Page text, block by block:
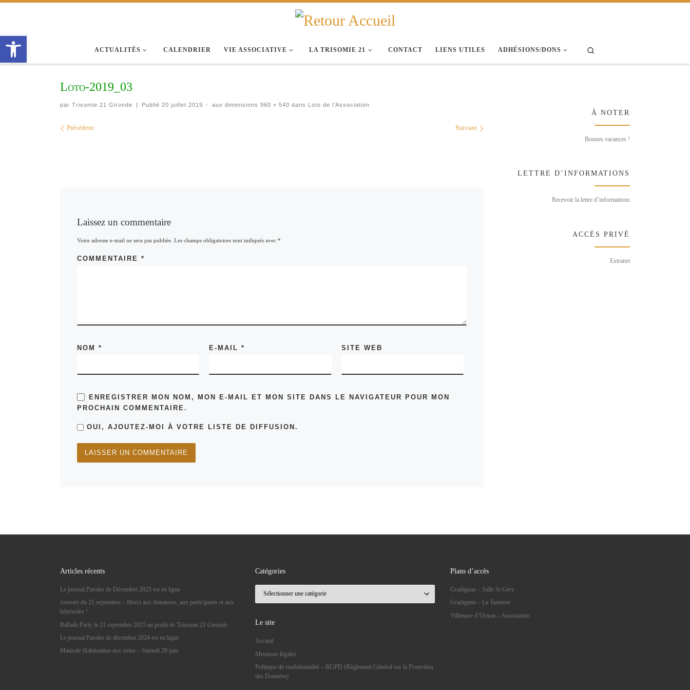
ACTUALITÉS CALENDRIER VIE ASSOCIATIVE LA TRISOMIE 21 CONTACT LIENS UTILES ADHÉSIONS/DONS
Loto-2019_03
par Trisomie 21 Gironde | Publié 20 juillet 2019 - aux dimensions 960 × 540 dans Loto de l’Association
Navigation des images
Précédent Suivant
Laissez un commentaire
Votre adresse e-mail ne sera pas publiée. Les champs obligatoires sont indiqués avec *
COMMENTAIRE *
NOM * E-MAIL* SITE WEB
ENREGISTRER MON NOM, MON E-MAIL ET MON SITE DANS LE NAVIGATEUR POUR MON
PROCHAIN COMMENTAIRE.
OUI, AJOUTEZ-MOI À VOTRE LISTE DE DIFFUSION.
À NOTER
Bonnes vacances !
LETTRE D’INFORMATIONS
Recevoir la lettre d’informations
ACCÈS PRIVÉ
Extranet
Articles récents
Le journal Paroles de Décembre 2025 est en ligne
Journée du 21 septembre – Merci aux donateurs, aux participants et aux
bénévoles !
Ballade Party le 21 septembre 2025 au profit de Trisomie 21 Gironde
Le journal Paroles de décembre 2024 est en ligne
Matinale Habituation aux soins – Samedi 29 juin
Catégories
Le site
Accueil
Mentions légales
Politique de confidentialité – RGPD (Règlement Général sur la Protection
des Données)
Plans d’accès
Gradignan – Salle St Géry
Gradignan – La Tannerie
Villenave d’Ornon – Association
Ouvrir la barre d’outils